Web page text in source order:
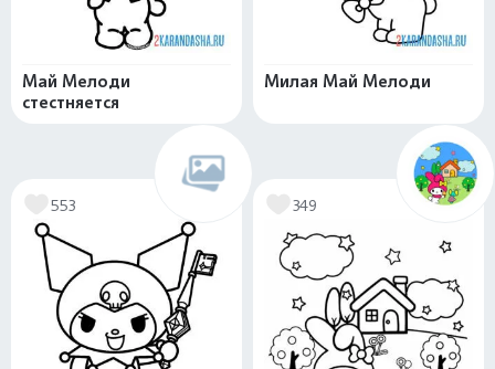
Май Мелоди
стестняется
Милая Май Мелоди
553 349